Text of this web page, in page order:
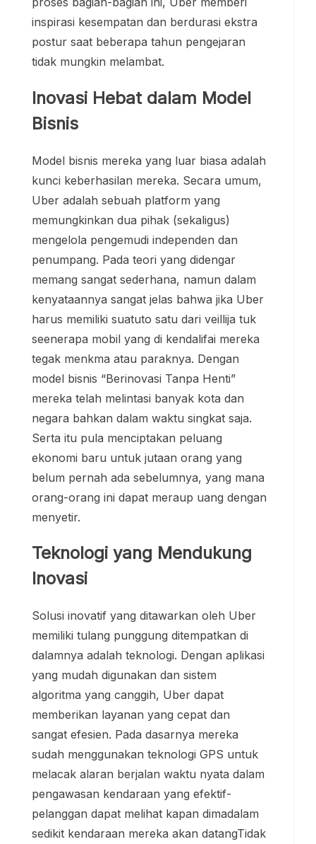
inspirasi kesempatan dan berdurasi ekstra
postur saat beberapa tahun pengejaran
tidak mungkin melambat.
Inovasi Hebat dalam Model
Bisnis
Model bisnis mereka yang luar biasa adalah
kunci keberhasilan mereka. Secara umum,
Uber adalah sebuah platform yang
memungkinkan dua pihak (sekaligus)
mengelola pengemudi independen dan
penumpang. Pada teori yang didengar
memang sangat sederhana, namun dalam
kenyataannya sangat jelas bahwa jika Uber
harus memiliki suatuto satu dari veillija tuk
seenerapa mobil yang di kendalifai mereka
tegak menkma atau paraknya. Dengan
model bisnis “Berinovasi Tanpa Henti”
mereka telah melintasi banyak kota dan
negara bahkan dalam waktu singkat saja.
Serta itu pula menciptakan peluang
ekonomi baru untuk jutaan orang yang
belum pernah ada sebelumnya, yang mana
orang-orang ini dapat meraup uang dengan
menyetir.
Teknologi yang Mendukung
Inovasi
Solusi inovatif yang ditawarkan oleh Uber
memiliki tulang punggung ditempatkan di
dalamnya adalah teknologi. Dengan aplikasi
yang mudah digunakan dan sistem
algoritma yang canggih, Uber dapat
memberikan layanan yang cepat dan
sangat efesien. Pada dasarnya mereka
sudah menggunakan teknologi GPS untuk
melacak alaran berjalan waktu nyata dalam
pengawasan kendaraan yang efektif-
pelanggan dapat melihat kapan dimadalam
sedikit kendaraan mereka akan datangTidak